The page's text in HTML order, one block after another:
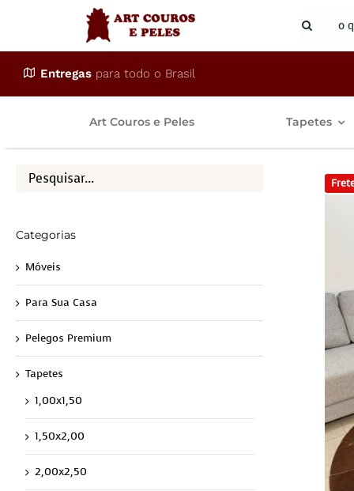
conteúdo
Buscar
Entregas para todo o Brasil
Art Couros e Peles Tapetes
Categorias
Móveis
Para Sua Casa
Pelegos Premium
Tapetes
1,00x1,50
1,50x2,00
2,00x2,50